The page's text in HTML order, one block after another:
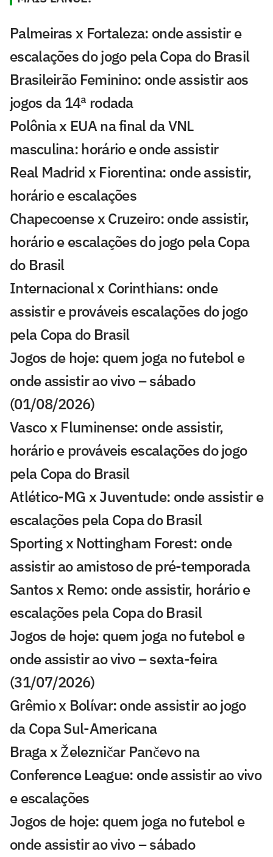
Palmeiras x Fortaleza: onde assistir e
escalações do jogo pela Copa do Brasil
Brasileirão Feminino: onde assistir aos
jogos da 14ª rodada
Polônia x EUA na final da VNL
masculina: horário e onde assistir
Real Madrid x Fiorentina: onde assistir,
horário e escalações
Chapecoense x Cruzeiro: onde assistir,
horário e escalações do jogo pela Copa
do Brasil
Internacional x Corinthians: onde
assistir e prováveis escalações do jogo
pela Copa do Brasil
Jogos de hoje: quem joga no futebol e
onde assistir ao vivo – sábado
(01/08/2026)
Vasco x Fluminense: onde assistir,
horário e prováveis escalações do jogo
pela Copa do Brasil
Atlético-MG x Juventude: onde assistir e
escalações pela Copa do Brasil
Sporting x Nottingham Forest: onde
assistir ao amistoso de pré-temporada
Santos x Remo: onde assistir, horário e
escalações pela Copa do Brasil
Jogos de hoje: quem joga no futebol e
onde assistir ao vivo – sexta-feira
(31/07/2026)
Grêmio x Bolívar: onde assistir ao jogo
da Copa Sul-Americana
Braga x Železničar Pančevo na
Conference League: onde assistir ao vivo
e escalações
Jogos de hoje: quem joga no futebol e
onde assistir ao vivo – sábado